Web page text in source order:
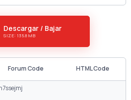
Descargar / Bajar
SIZE: 135.8 MB
Forum Code HTML Code